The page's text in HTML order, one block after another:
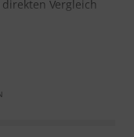
Vergleich